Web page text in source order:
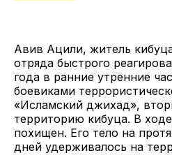
Авив Ацили, житель
отряда быстрого
года в ранние утренние
боевиками
«Исламский джихад»,
территорию кибуца. В
похищен. Его тело на
дней удерживалось на